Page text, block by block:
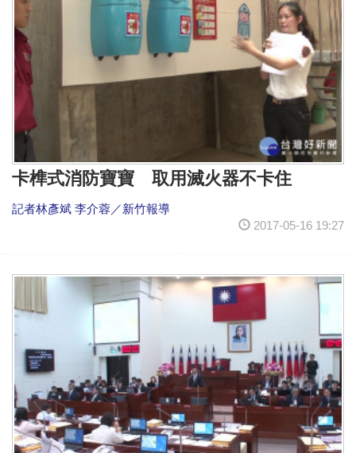
卡榫式消防寶寶 取用滅火器不卡住
記者林彥斌 李介蓉／新竹報導
2017-05-16 19:27